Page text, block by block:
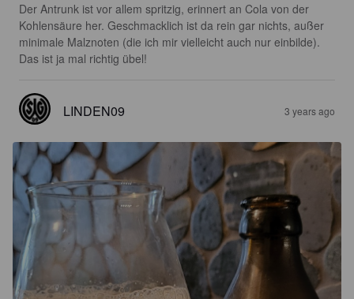
Der Antrunk ist vor allem spritzig, erinnert an Cola von der
Kohlensäure her. Geschmacklich ist da rein gar nichts, außer
minimale Malznoten (die ich mir vielleicht auch nur einbilde).
Das ist ja mal richtig übel!
LINDEN09 3 years ago